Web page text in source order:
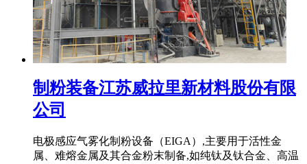
制粉装备江苏威拉里新材料股份有限
公司
电极感应气雾化制粉设备（EIGA）,主要用于活性金
属、难熔金属及其合金粉末制备,如纯钛及钛合金、高温